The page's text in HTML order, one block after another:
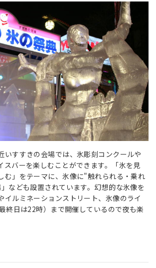
いすすきの会場では、氷彫刻コンクールや
スバーを楽しむことができます。「氷を見
む」をテーマに、氷像に"触れられる・乗れ
なども設置されています。幻想的な氷像を
イルミネーションストリート、氷像のライ
終日は22時）まで開催しているので夜も楽